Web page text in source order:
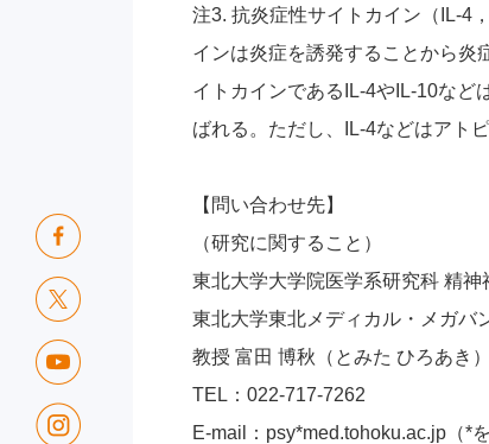
注3. 抗炎症性サイトカイン（IL-4
インは炎症を誘発することから炎
イトカインであるIL-4やIL-10など
ばれる。ただし、IL-4などはアト
【問い合わせ先】
（研究に関すること）
東北大学大学院医学系研究科 精神
東北大学東北メディカル・メガバ
教授 富田 博秋（とみた ひろあき）
TEL：022-717-7262
E-mail：psy*med.tohoku.ac.jp（*